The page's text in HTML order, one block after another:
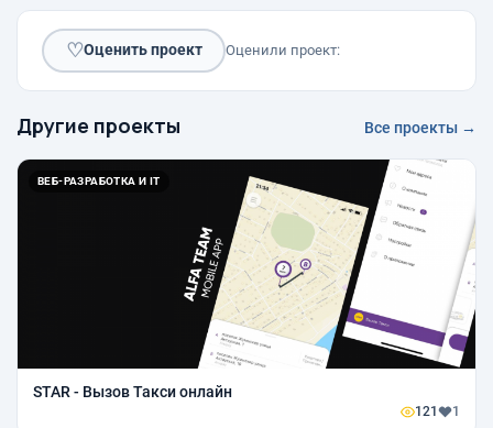
♡Оценить проект Оценили проект:
Другие проекты Все проекты →
ВЕБ-РАЗРАБОТКА И IT
STAR - Вызов Такси онлайн
121 1